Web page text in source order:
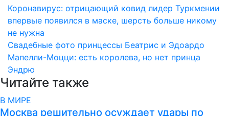
Навигация
по
записям
Коронавирус: отрицающий ковид лидер Туркмении
впервые появился в маске, шерсть больше никому
не нужна
Свадебные фото принцессы Беатрис и Эдоардо
Мапелли-Моцци: есть королева, но нет принца
Эндрю
Читайте также
В МИРЕ
Москва решительно осуждает удары по